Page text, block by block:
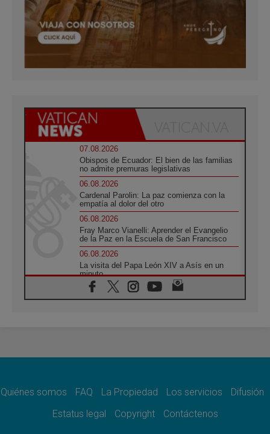
07.08.2026
Obispos de Ecuador: El bien de las familias
no admite premuras legislativas
06.08.2026
Cardenal Parolin: La paz comienza con la
empatía al dolor del otro
06.08.2026
Fray Marco Vianelli: Aprender el Evangelio
de la Paz en la Escuela de San Francisco
06.08.2026
La visita del Papa León XIV a Asís en un
minuto
06.08.2026
El agradecimiento de los jóvenes al Papa:
Comienzan "Diez Días Oración por la Paz"
Pizzaballa en Asís: los cristianos quieren
Quiénes somos FAQ La Propiedad Los servicios
Difusión
Estatus legal
Copyright Contáctenos